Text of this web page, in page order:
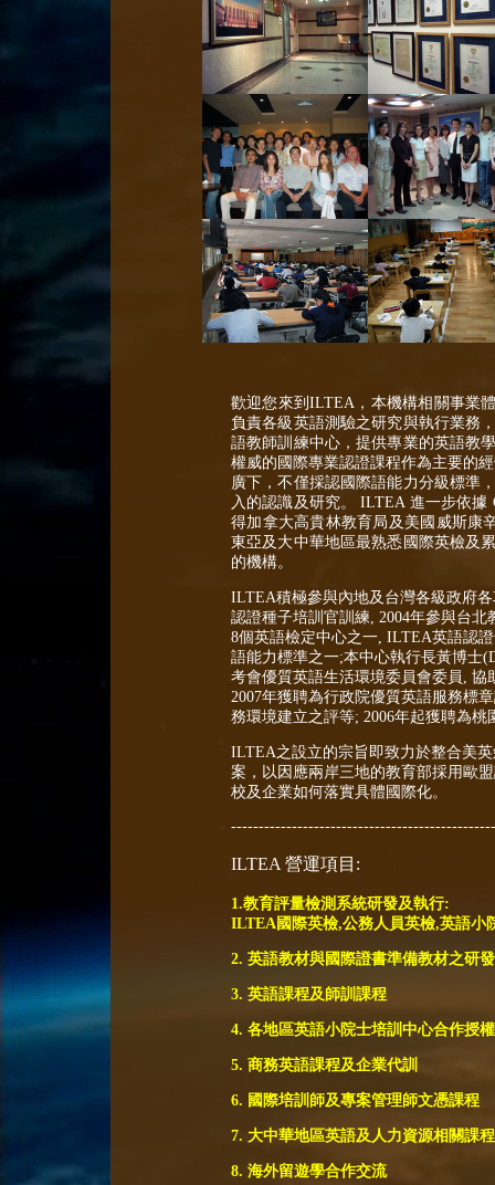
歡迎您來到ILTEA，本機構相關事業
負責各級英語測驗之研究與執行業務
語教師訓練中心，提供專業的英語教
權威的國際專業認證課程作為主要的
廣下，不僅採認國際語能力分級標準
入的認識及研究。 ILTEA 進一步依
得加拿大高貴林教育局及美國威斯康
東亞及大中華地區最熟悉國際英檢及
的機構。
ILTEA積極參與內地及台灣各級政府
認證種子培訓官訓練, 2004年參與台
8個英語檢定中心之一, ILTEA英語認
語能力標準之一;本中心執行長黃博士
考會優質英語生活環境委員會委員,
2007年獲聘為行政院優質英語服務標
務環境建立之評等; 2006年起獲聘為
ILTEA之設立的宗旨即致力於整合美
案，以因應兩岸三地的教育部採用歐
校及企業如何落實具體國際化。
ILTEA 營運項目:
1.教育評量檢測系統研發及執行:
ILTEA國際英檢,公務人員英檢,英語小
2. 英語教材與國際證書準備教材之研
3. 英語課程及師訓課程
4. 各地區英語小院士培訓中心合作授
5. 商務英語課程及企業代訓
6. 國際培訓師及專案管理師文憑課程
7. 大中華地區英語及人力資源相關課
8. 海外留遊學合作交流